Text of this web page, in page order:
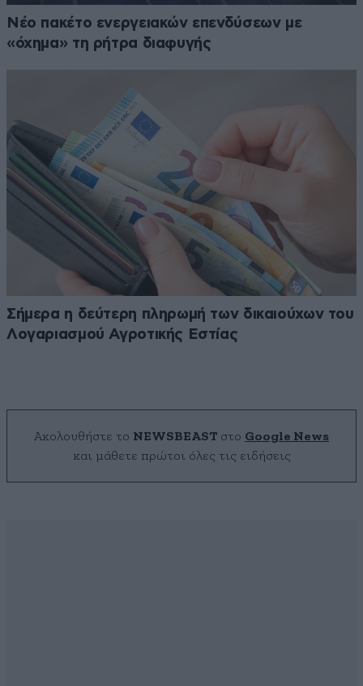
Νέο πακέτο ενεργειακών επενδύσεων με
«όχημα» τη ρήτρα διαφυγής
Σήμερα η δεύτερη πληρωμή των δικαιούχων του
Λογαριασμού Αγροτικής Εστίας
Ακολουθήστε το NEWSBEAST στο Google News
και μάθετε πρώτοι όλες τις ειδήσεις